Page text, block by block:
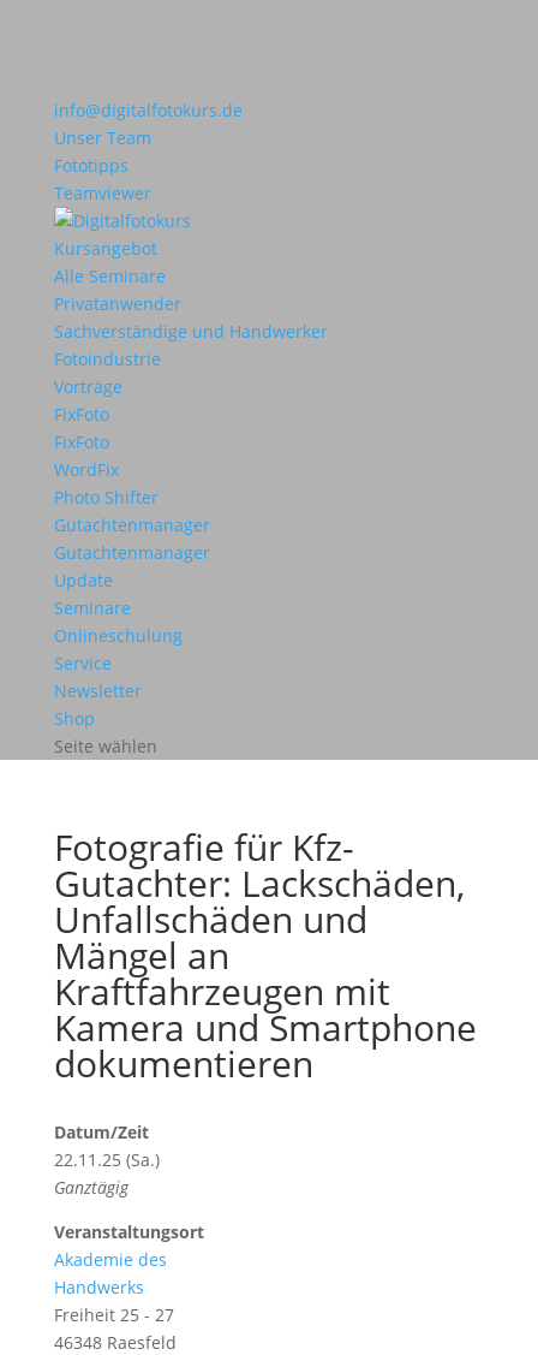
info@digitalfotokurs.de
Unser Team
Fototipps
Teamviewer
Kursangebot
Alle Seminare
Privatanwender
Sachverständige und Handwerker
Fotoindustrie
Vorträge
FixFoto
FixFoto
WordFix
Photo Shifter
Gutachtenmanager
Gutachtenmanager
Update
Seminare
Onlineschulung
Service
Newsletter
Shop
Seite wählen
Fotografie für Kfz-
Gutachter: Lackschäden,
Unfallschäden und
Mängel an
Kraftfahrzeugen mit
Kamera und Smartphone
dokumentieren
Datum/Zeit
22.11.25 (Sa.)
Ganztägig
Veranstaltungsort
Akademie des
Handwerks
Freiheit 25 - 27
46348 Raesfeld